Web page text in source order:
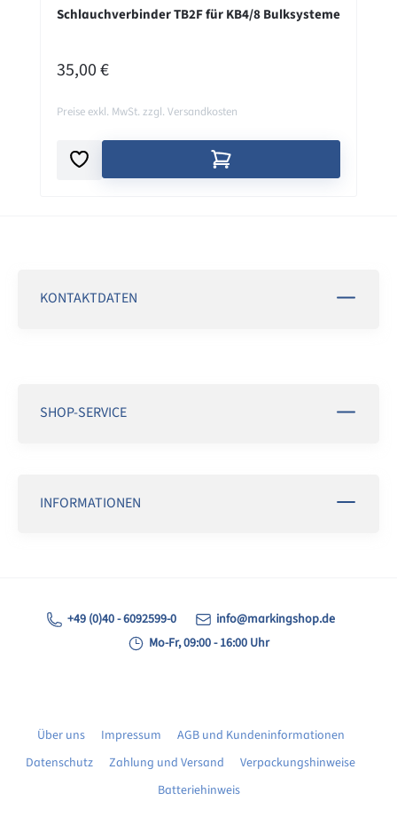
Schlauchverbinder TB2F für KB4/8 Bulksysteme
REGULÄRER PREIS:
35,00 €
Preise exkl. MwSt. zzgl. Versandkosten
KONTAKTDATEN
SHOP-SERVICE
INFORMATIONEN
+49 (0)40 - 6092599-0
info@markingshop.de
Mo-Fr, 09:00 - 16:00 Uhr
Über uns Impressum
AGB und Kundeninformationen
Datenschutz
Zahlung und Versand
Verpackungshinweise
Batteriehinweis